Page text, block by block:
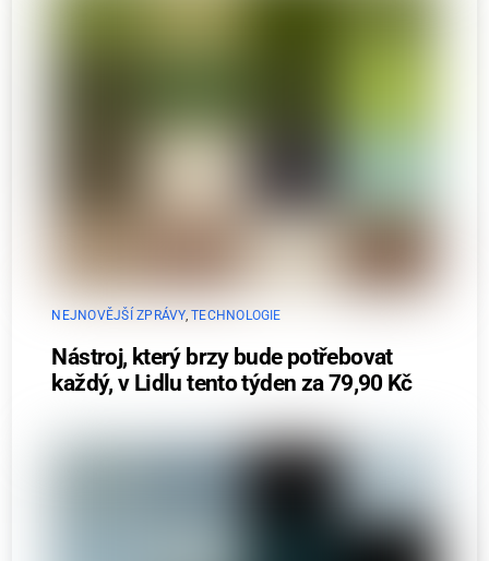
NEJNOVĚJŠÍ ZPRÁVY,TECHNOLOGIE
Nástroj, který brzy bude potřebovat
každý, v Lidlu tento týden za 79,90 Kč